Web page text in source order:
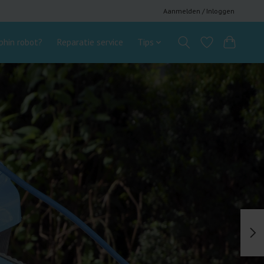
Aanmelden / Inloggen
robot? Reparatie service Tips